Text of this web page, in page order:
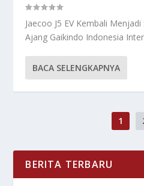
Jaecoo J5 EV Kembali
Ajang Gaikindo Indonesia
BACA SELENGKAPNYA
1
BERITA TERBARU